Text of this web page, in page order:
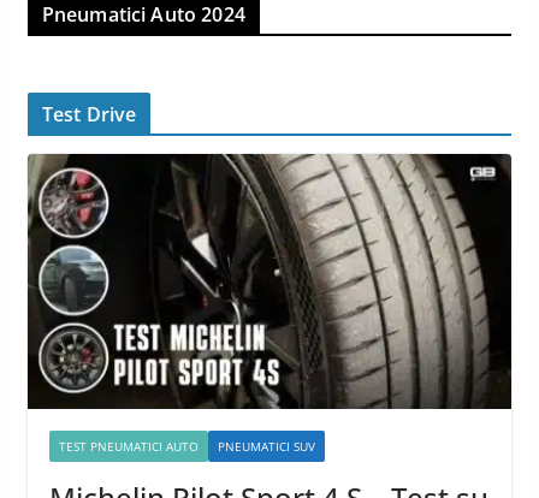
Pneumatici Auto 2024
Test Drive
TEST PNEUMATICI AUTO PNEUMATICI SUV